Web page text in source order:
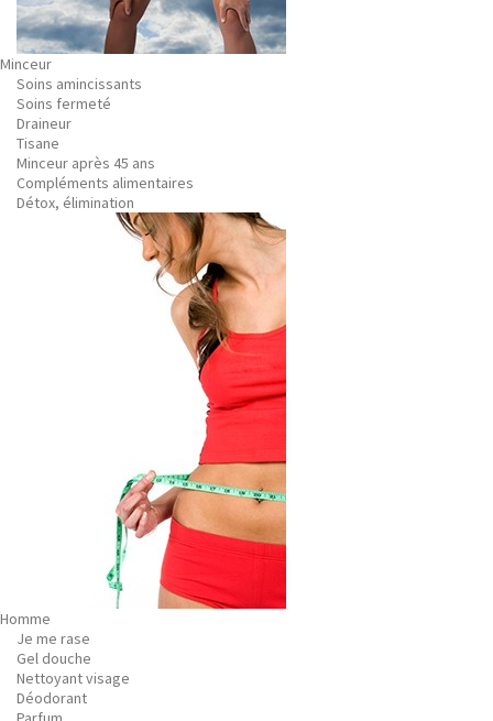
Minceur
Soins amincissants
Soins fermeté
Draineur
Tisane
Minceur après 45 ans
Compléments alimentaires
Détox, élimination
Homme
Je me rase
Gel douche
Nettoyant visage
Déodorant